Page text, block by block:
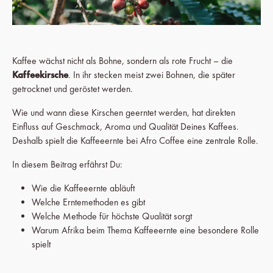
Kaffee wächst nicht als Bohne, sondern als rote Frucht – die
Kaffeekirsche. In ihr stecken meist zwei Bohnen, die später
getrocknet und geröstet werden.
Wie und wann diese Kirschen geerntet werden, hat direkten
Einfluss auf Geschmack, Aroma und Qualität Deines Kaffees.
Deshalb spielt die Kaffeeernte bei Afro Coffee eine zentrale Rolle.
In diesem Beitrag erfährst Du:
Wie die Kaffeeernte abläuft
Welche Erntemethoden es gibt
Welche Methode für höchste Qualität sorgt
Warum Afrika beim Thema Kaffeeernte eine besondere Rolle
spielt